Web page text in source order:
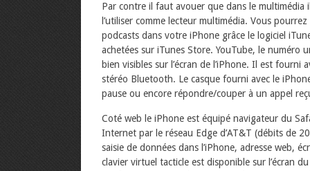
Par contre il faut avouer que dans le multimédia
l’utiliser comme lecteur multimédia. Vous
podcasts dans votre iPhone grâce le logiciel
achetées sur iTunes Store. YouTube, le numéro
bien visibles sur l’écran de l’iPhone. Il est fourni
stéréo Bluetooth. Le casque fourni avec le
pause ou encore répondre/couper à un appel
Coté web le iPhone est équipé navigateur du
Internet par le réseau Edge d’AT&T (débits de
saisie de données dans l’iPhone, adresse web,
clavier virtuel tacticle est disponible sur l’écran